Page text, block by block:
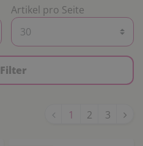
Artikel pro Seite
Filter
1 2 3